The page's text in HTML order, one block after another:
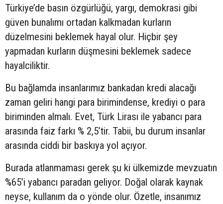
Türkiye’de basın özgürlüğü, yargı, demokrasi gibi
güven bunalımı ortadan kalkmadan kurların
düzelmesini beklemek hayal olur. Hiçbir şey
yapmadan kurların düşmesini beklemek sadece
hayalciliktir.
Bu bağlamda insanlarımız bankadan kredi alacağı
zaman geliri hangi para birimindense, krediyi o para
biriminden almalı. Evet, Türk Lirası ile yabancı para
arasında faiz farkı % 2,5’tir. Tabii, bu durum insanlar
arasında ciddi bir baskıya yol açıyor.
Burada atlanmaması gerek şu ki ülkemizde mevzuatın
%65’i yabancı paradan geliyor. Doğal olarak kaynak
neyse, kullanım da o yönde olur. Özetle, insanımız